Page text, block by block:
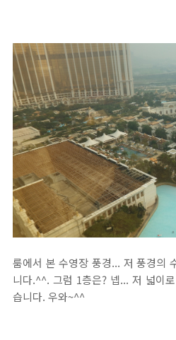
룸에서 본 수영장 풍경... 저 풍경의
니다.^^. 그럼 1층은? 넵... 저 넓이
습니다. 우와~^^